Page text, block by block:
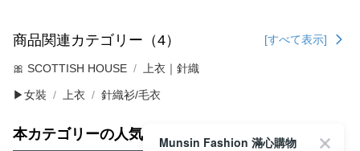
商品関連カテゴリー（4） [すべて表示]
🎀 SCOTTISH HOUSE 上衣｜針織
▶女裝 上衣 針織衫/毛衣
本カテゴリーの人気商品 サイト全体のランキング
Munsin Fashion 滿心購物